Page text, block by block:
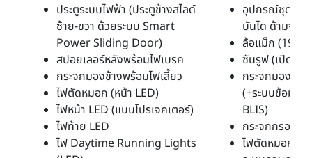
ประตูระบบไฟฟ้า (ประตูข้างสไลด์
ซ้าย-ขวา ด้วยระบบ Smart
Power Sliding Door)
สปอยเลอร์หลังพร้อมไฟเบรค
กระจกมองข้างพร้อมไฟเลี้ยว
ไฟตัดหมอก (หน้า LED)
ไฟหน้า LED (แบบโปรเจคเตอร์)
ไฟท้าย LED
ไฟ Daytime Running Lights
อุปกรณ์ชุดแต่ง
บันได ด้ามจับป
ล้อแม็ก (19 นิ้ว)
ซันรูฟ (เปิดได้)
กระจกมองข้า
(+ระบบข้อมูล
BLIS)
กระจกกรองแ
ไฟตัดหมอก (ห